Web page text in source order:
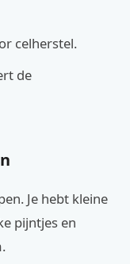
celherstel.
de
Je hebt kleine
pijntjes en